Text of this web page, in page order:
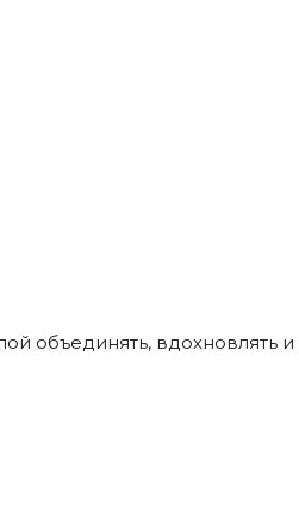
вдохновлять и